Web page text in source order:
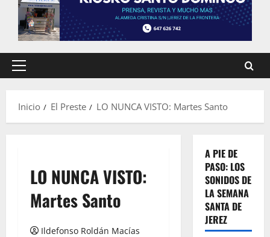
Menú
Inicio
El Preste LO NUNCA VISTO: Martes Santo
LO NUNCA VISTO:
Martes Santo
Ildefonso Roldán Macías
A PIE DE
PASO: LOS
SONIDOS DE
LA SEMANA
SANTA DE
JEREZ